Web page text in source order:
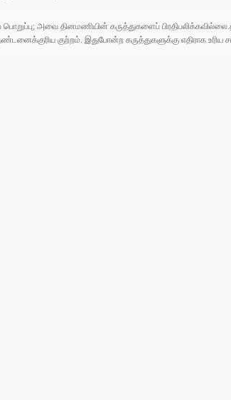
பொறுப்பு; அவை தினமணியின் கருத்துகளைப்
குற்றம். இதுபோன்ற கருத்துகளுக்கு எதிராக உரிய